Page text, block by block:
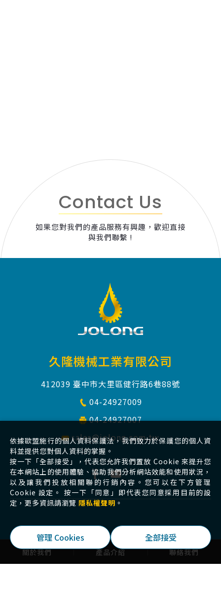
Copyright 2026 © 久隆機械工業有限公司 All Rights
Reserved.網頁設計 by 覺醒設計
Contact Us
如果您對我們的產品服務有興趣，歡迎直接
與我們聯繫 !
久隆機械工業有限公司
412039 臺中市大里區健行路6巷88號
04-24927009
04-24927007
sales@jolong.com.tw
關於我們 產品介紹 聯絡我們
依據歐盟施行的個人資料保護法，我們致力於保護您的個人資
料並提供您對個人資料的掌握。
按一下「全部接受」，代表您允許我們置放 Cookie 來提升您
在本網站上的使用體驗、協助我們分析網站效能和使用狀況，
以及讓我們投放相關聯的行銷內容。您可以在下方管理
Cookie 設定。 按一下「同意」即代表您同意採用目前的設
定，更多資訊請瀏覽 隱私權聲明 。
管理 Cookies 全部接受